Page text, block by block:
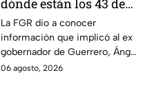
dónde están los 43 de
Ayotzinapa tras
captura de Ángel
Aguirre, ex gobernador
de Guerrero
La FGR dio a conocer
información que implicó al ex
gobernador de Guerrero, Ángel
Aguirre, quien fue detenido
06 agosto, 2026